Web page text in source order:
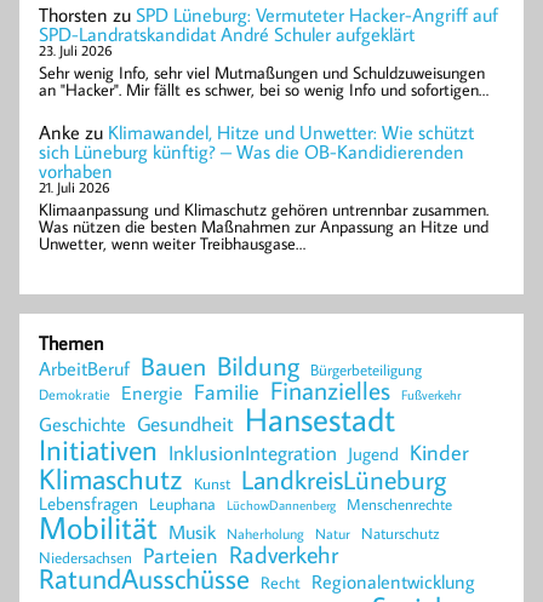
Thorsten zu SPD Lüneburg: Vermuteter Hacker-Angriff auf
SPD-Landratskandidat André Schuler aufgeklärt
23. Juli 2026
Sehr wenig Info, sehr viel Mutmaßungen und Schuldzuweisungen
an "Hacker". Mir fällt es schwer, bei so wenig Info und sofortigen…
Anke zu Klimawandel, Hitze und Unwetter: Wie schützt
sich Lüneburg künftig? – Was die OB-Kandidierenden
vorhaben
21. Juli 2026
Klimaanpassung und Klimaschutz gehören untrennbar zusammen.
Was nützen die besten Maßnahmen zur Anpassung an Hitze und
Unwetter, wenn weiter Treibhausgase…
Themen
ArbeitBeruf Bauen Bildung Bürgerbeteiligung
Demokratie Energie Familie Finanzielles Fußverkehr
Geschichte Gesundheit Hansestadt
Initiativen InklusionIntegration Jugend Kinder
Klimaschutz Kunst LandkreisLüneburg
Lebensfragen Leuphana LüchowDannenberg Menschenrechte
Mobilität Musik Naherholung Natur Naturschutz
Niedersachsen Parteien Radverkehr
RatundAusschüsse Recht Regionalentwicklung